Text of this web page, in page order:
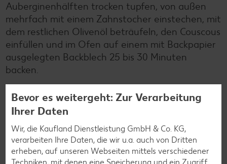
Auberginenhälften trocken tupfen, von außen
mehrfach mit einem Zahnstocher einstechen, mit
dem restlichen Olivenöl beträufeln, den Couscous
einfüllen und im Ofen auf einem mit Backpapier
ausgelegten Backblech 25 bis 30 Minuten
backen.
8
Joghurt mit Salz, restlichem Zitronensaft und -
abrieb glattrühren. Auberginen aus den Ofen
nehmen, mit Joghurt beträufeln und mit
Bevor es weitergeht: Zur Verarbeitung
Ihrer Daten
Wir, die Kaufland Dienstleistung GmbH & Co. KG,
verarbeiten Ihre Daten, die wir u.a. auch von Dritten
erheben, auf unseren Webseiten mittels verschiedener